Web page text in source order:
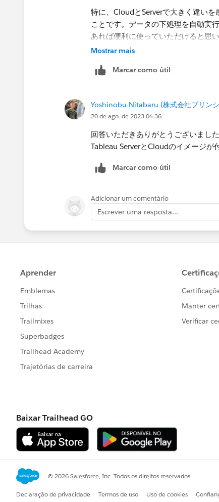
特に、Cloudと​Serverで大きく違い
ことです。データの下処理を自動実
あれば便利に使っていただけると思い
イメージとしては、データのインポ
Prepのフローのスケジュール実行に
◆Tableau Server
・自社で安全環境をコントロール
・回線環境の影響なし
・MFA（多要素）認証なし
・抽出ファイル・サブスクリプショ
・Prepのフローの自動実行設定…可
・サイト容量…調整可能
・環境構築が楽でサーバ管理が不要
・回線が混んでいるとアクセスしに
・Prepのフローの自動実行設定…不可
Mostrar mais
Marcar como útil
Yoshinobu Nitabaru (株式会社プリン
20 de ago. de 2023 04:36
回答いただきありがとうございました
Tableau ServerとCloudのイメージが
Marcar como útil
Adicionar um comentário
Escrever uma resposta...